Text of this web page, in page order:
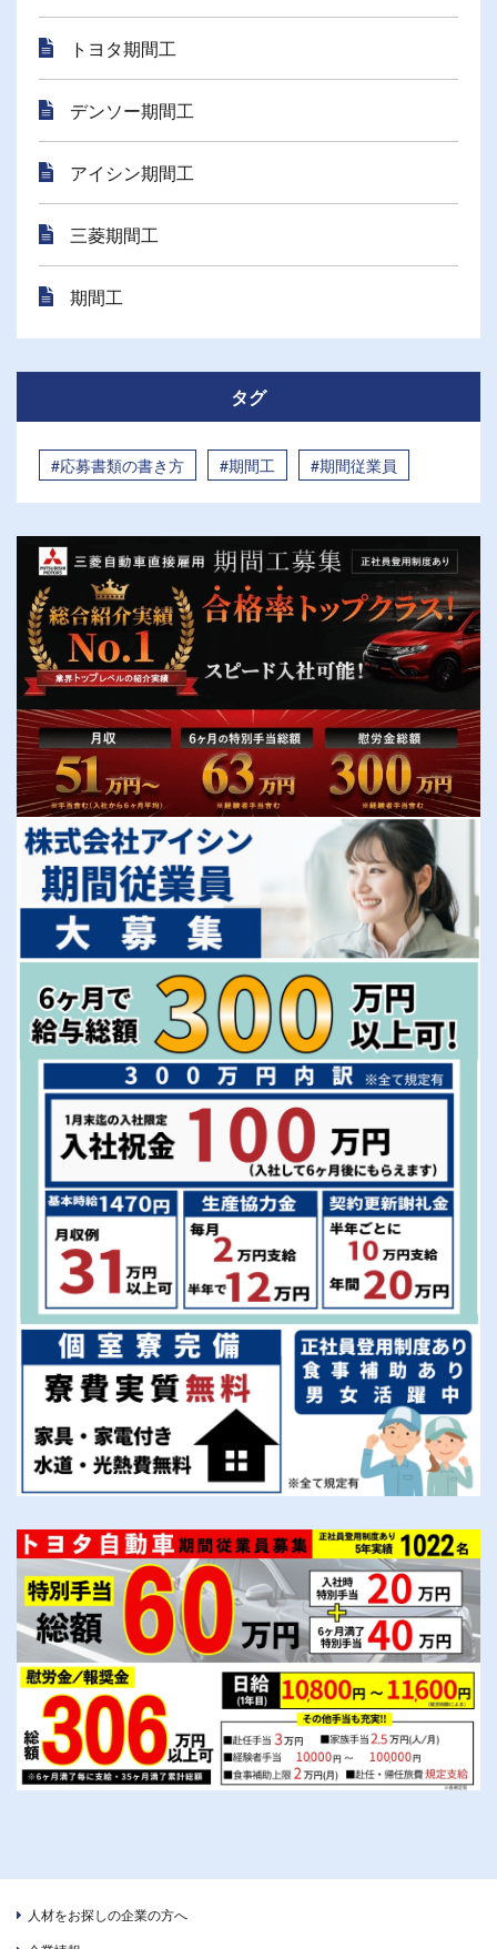
トヨタ期間工
デンソー期間工
アイシン期間工
三菱期間工
期間工
タグ
#応募書類の書き方 #期間工 #期間従業員
人材をお探しの企業の方へ